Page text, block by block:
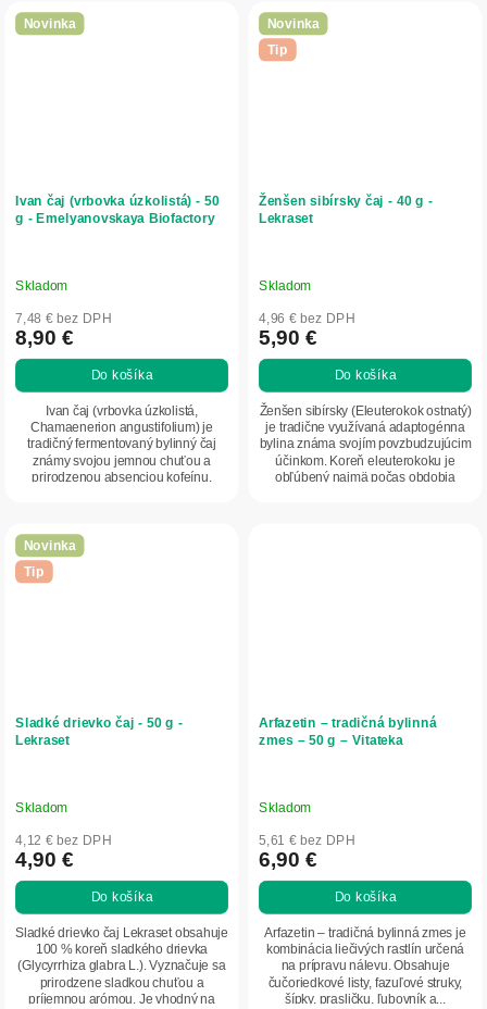
Novinka
Ivan čaj (vrbovka úzkolistá) - 50
g - Emelyanovskaya Biofactory
Skladom
7,48 € bez DPH
8,90 €
Do košíka
Ivan čaj (vrbovka úzkolistá,
Chamaenerion angustifolium) je
tradičný fermentovaný bylinný čaj
známy svojou jemnou chuťou a
prirodzenou absenciou kofeínu.
Novinka
Tip
Ženšen sibírsky čaj - 40 g -
Lekraset
Skladom
4,96 € bez DPH
5,90 €
Do košíka
Ženšen sibírsky (Eleuterokok ostnatý)
je tradične využívaná adaptogénna
bylina známa svojím povzbudzujúcim
účinkom. Koreň eleuterokoku je
obľúbený najmä počas obdobia
Novinka
Tip
Sladké drievko čaj - 50 g -
Lekraset
Skladom
4,12 € bez DPH
4,90 €
Do košíka
Sladké drievko čaj Lekraset obsahuje
100 % koreň sladkého drievka
(Glycyrrhiza glabra L.). Vyznačuje sa
prirodzene sladkou chuťou a
príjemnou arómou. Je vhodný na
Arfazetin – tradičná bylinná
zmes – 50 g – Vitateka
Skladom
5,61 € bez DPH
6,90 €
Do košíka
Arfazetin – tradičná bylinná zmes je
kombinácia liečivých rastlín určená
na prípravu nálevu. Obsahuje
čučoriedkové listy, fazuľové struky,
šípky, prasličku, ľubovník a...